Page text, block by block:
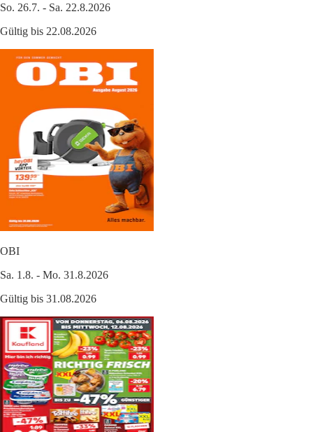
So. 26.7. - Sa. 22.8.2026
Gültig bis 22.08.2026
OBI
Sa. 1.8. - Mo. 31.8.2026
Gültig bis 31.08.2026